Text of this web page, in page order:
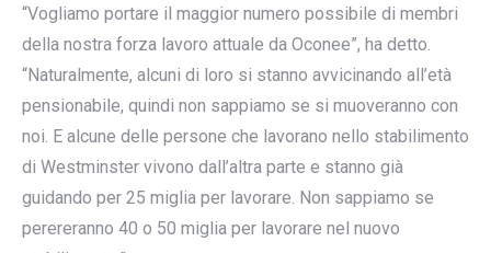
“Vogliamo portare il maggior numero possibile di membri
della nostra forza lavoro attuale da Oconee”, ha detto.
“Naturalmente, alcuni di loro si stanno avvicinando all’età
pensionabile, quindi non sappiamo se si muoveranno con
noi. E alcune delle persone che lavorano nello stabilimento
di Westminster vivono dall’altra parte e stanno già
guidando per 25 miglia per lavorare. Non sappiamo se
perereranno 40 o 50 miglia per lavorare nel nuovo